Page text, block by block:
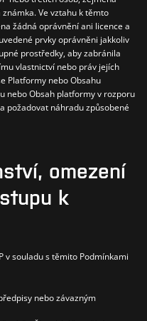
Ve vztahu k těmto
žádná oprávnění ani licence a
prvky oprávněni jakkoliv
prostředky, aby zabránila
vlastnictví nebo práv jejích
Platformy nebo Obsahu
nebo Obsah platformy v rozporu
požadovat náhradu způsobené
omezení
k
v souladu s těmito Podmínkami
nebo závazným